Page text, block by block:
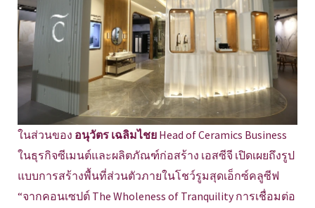
ในส่วนของ อนุวัตร เฉลิมไชย Head of Ceramics Business
ในธุรกิจซีเมนต์และผลิตภัณฑ์ก่อสร้าง เอสซีจี เปิดเผยถึงรูป
แบบการสร้างพื้นที่ส่วนตัวภายในโชว์รูมสุดเอ็กซ์คลูซีฟ
“จากคอนเซปต์ The Wholeness of Tranquility การเชื่อมต่อ